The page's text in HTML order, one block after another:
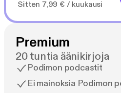
Sitten 7,99 € / kuukausi
Premium
20 tuntia äänikirjoja
Podimon podcastit
Ei mainoksia Podimon